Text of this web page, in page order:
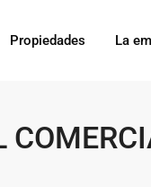
Propiedades La